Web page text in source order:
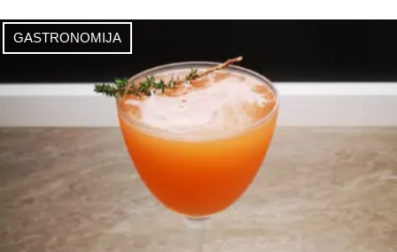
GASTRONOMIJA